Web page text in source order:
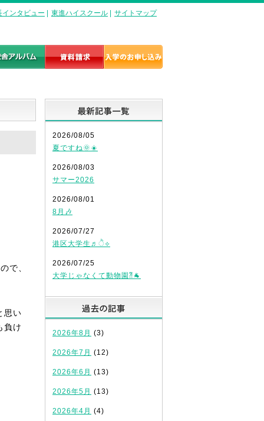
インタビュー 東進ハイスクール サイトマップ
で、
思い
負け
2026/08/05
夏ですね🌞☀️
2026/08/03
サマー2026
2026/08/01
8月🎶
2026/07/27
港区大学生♬ੈ⟡
2026/07/25
大学じゃなくて動物園⁈🐐
2026年8月 (3)
2026年7月 (12)
2026年6月 (13)
2026年5月 (13)
2026年4月 (4)